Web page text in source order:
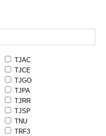
TJAC
TJCE
TJGO
TJPA
TJRR
TJSP
TNU
TRF3